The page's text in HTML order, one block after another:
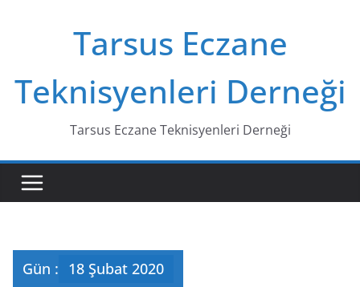
Tarsus Eczane
Teknisyenleri Derneği
Tarsus Eczane Teknisyenleri Derneği
Gün : 18 Şubat 2020